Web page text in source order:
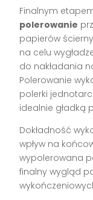
Finalnym
polerowanie
papierów
na celu
do nakładania
Polerowanie
polerki
idealnie gładką
Dokładność
wpływ na
wypolerowana
finalny wygląd